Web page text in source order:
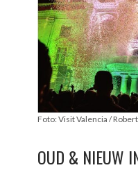
Foto: Visit Valencia /
OUD & NIEUW